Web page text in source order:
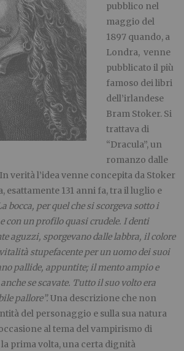
pubblico nel
maggio del
1897 quando, a
Londra, venne
pubblicato il più
famoso dei libri
dell’irlandese
Bram Stoker. Si
trattava di
“Dracula”, un
romanzo dalle
verità l’idea venne concepita da Stoker
esattamente 131 anni fa, tra il luglio e
bocca, per quel che si scorgeva sotto i
con un profilo quasi crudele. I denti
aguzzi, sporgevano dalle labbra, il colore
stupefacente per un uomo dei suoi
pallide, appuntite; il mento ampio e
se scavate. Tutto il suo volto era
pallore”.Una descrizione che non
del personaggio e sulla sua natura
al tema del vampirismo di
prima volta, una certa dignità